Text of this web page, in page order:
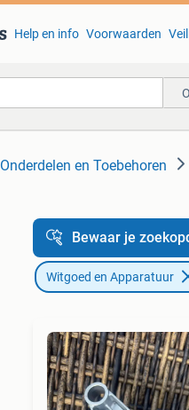
Help en info Voorwaarden
Onderdelen en Toebehoren
Bewaar je
Witgoed en Apparatuur